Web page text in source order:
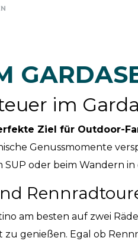
im
Ziel für Outdoor-
Genussmomente
SUP oder beim Wandern
am besten auf zwei
zu genießen. Egal ob